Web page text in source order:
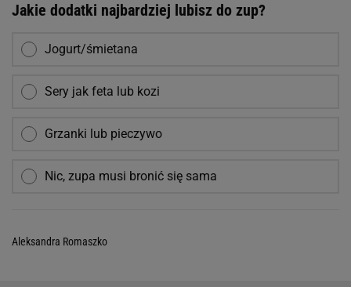
Jakie dodatki najbardziej lubisz do zup?
Jogurt/śmietana
Sery jak feta lub kozi
Grzanki lub pieczywo
Nic, zupa musi bronić się sama
Aleksandra Romaszko